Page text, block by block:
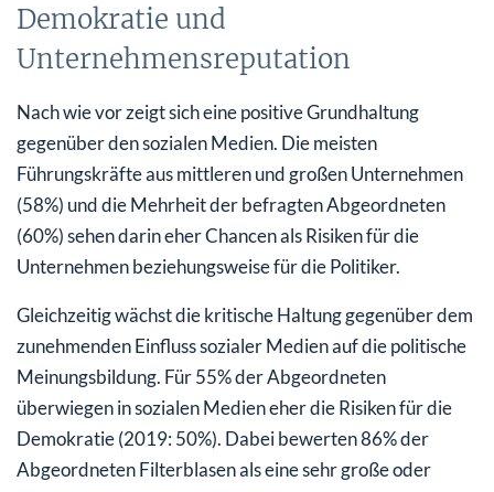
Demokratie und
Unternehmensreputation
Nach wie vor zeigt sich eine positive Grundhaltung
gegenüber den sozialen Medien. Die meisten
Führungskräfte aus mittleren und großen Unternehmen
(58%) und die Mehrheit der befragten Abgeordneten
(60%) sehen darin eher Chancen als Risiken für die
Unternehmen beziehungsweise für die Politiker.
Gleichzeitig wächst die kritische Haltung gegenüber dem
zunehmenden Einfluss sozialer Medien auf die politische
Meinungsbildung. Für 55% der Abgeordneten
überwiegen in sozialen Medien eher die Risiken für die
Demokratie (2019: 50%). Dabei bewerten 86% der
Abgeordneten Filterblasen als eine sehr große oder